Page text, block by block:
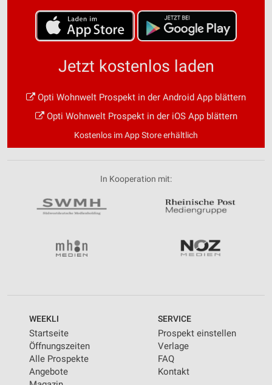
Jetzt kostenlos laden
Opti Wohnwelt Prospekt in der Android App blättern
Opti Wohnwelt Prospekt in der iOS App blättern
Kostenlos im App Store erhältlich
In Kooperation mit:
WEEKLI
Startseite
Öffnungszeiten
Alle Prospekte
Angebote
SERVICE
Prospekt einstellen
Verlage
FAQ
Kontakt